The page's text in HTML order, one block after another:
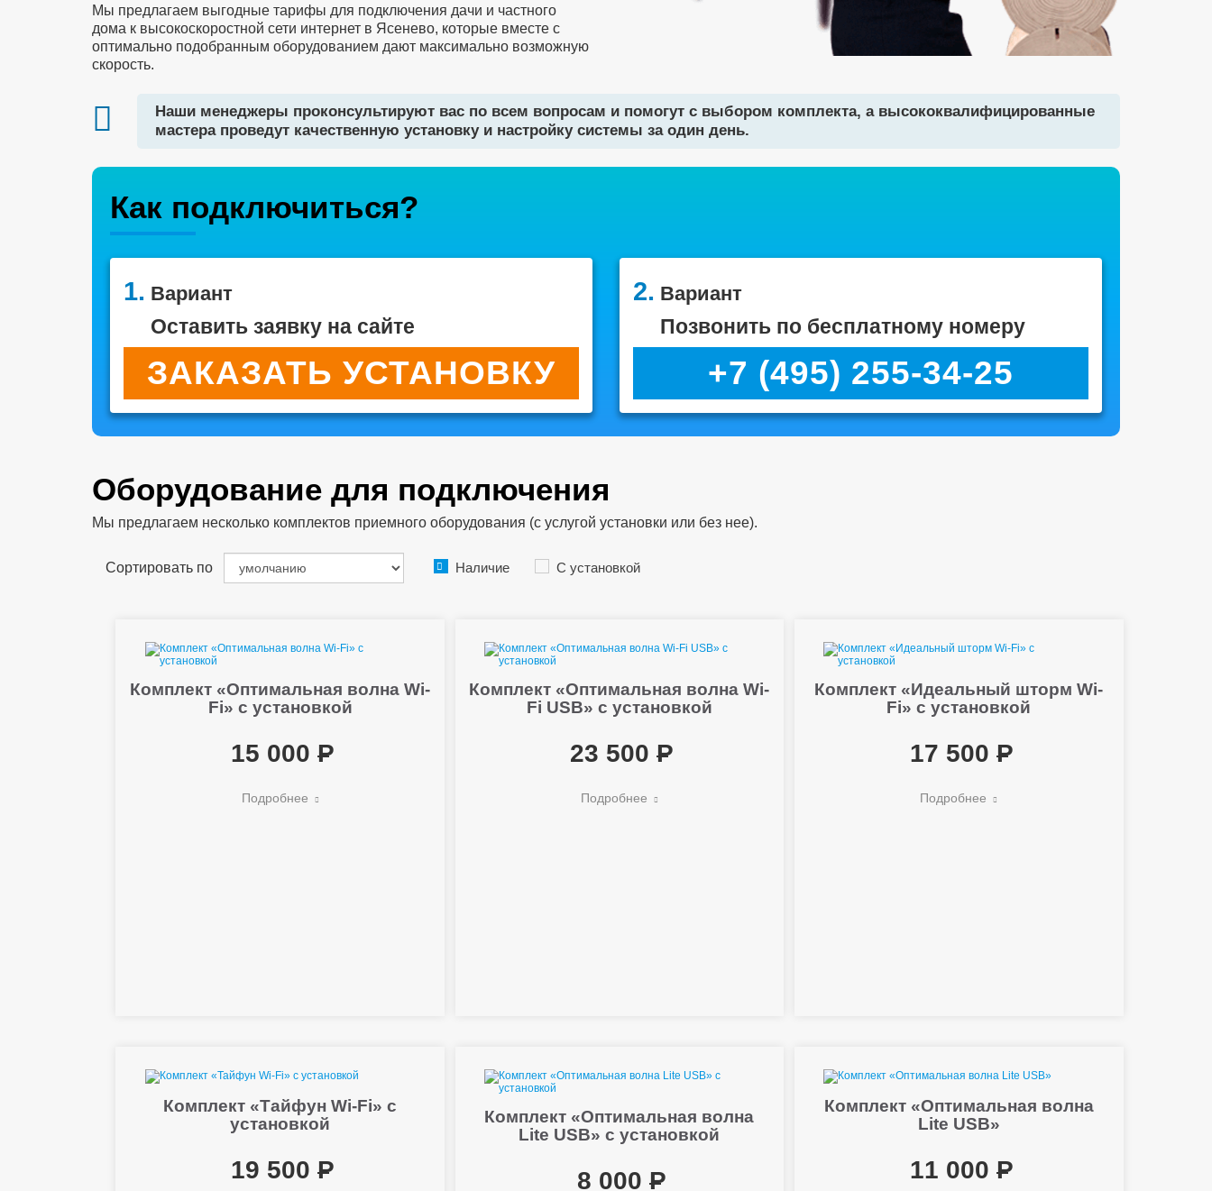
Мы предлагаем выгодные тарифы для подключения дачи и частного
дома к высокоскоростной сети интернет в Ясенево, которые вместе с
оптимально подобранным оборудованием дают максимально возможную
скорость.
Наши менеджеры проконсультируют вас по всем вопросам и помогут с выбором комплекта, а высококвалифицированные
мастера проведут качественную установку и настройку системы за один день.
Как подключиться?
1. Вариант
Оставить заявку на сайте
ЗАКАЗАТЬ УСТАНОВКУ
2. Вариант
Позвонить по бесплатному номеру
+7 (495) 255-34-25
Оборудование для подключения
Мы предлагаем несколько комплектов приемного оборудования (с услугой установки или без нее).
Сортировать по Наличие С установкой
Комплект «Оптимальная волна Wi-
Fi» с установкой
15 000
Подробнее
Комплект «Оптимальная волна Wi-
Fi USB» с установкой
23 500
Подробнее
Комплект «Идеальный шторм Wi-
Fi» с установкой
17 500
Подробнее
Комплект «Тайфун Wi-Fi» с
установкой
19 500
Комплект «Оптимальная волна
Lite USB» с установкой
8 000
Комплект «Оптимальная волна
Lite USB»
11 000